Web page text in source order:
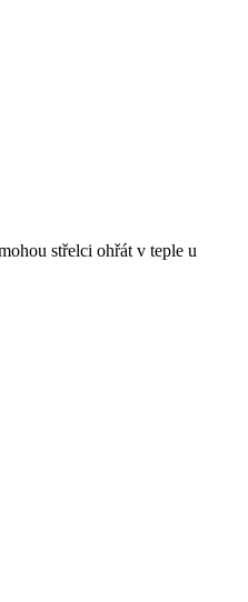
střelci ohřát v teple u